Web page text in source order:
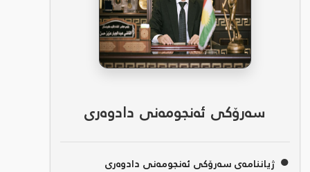
سەرۆکی ئەنجومەنی دادوەری
●ژیاننامەی سەرۆکی ئەنجومەنی دادوەری